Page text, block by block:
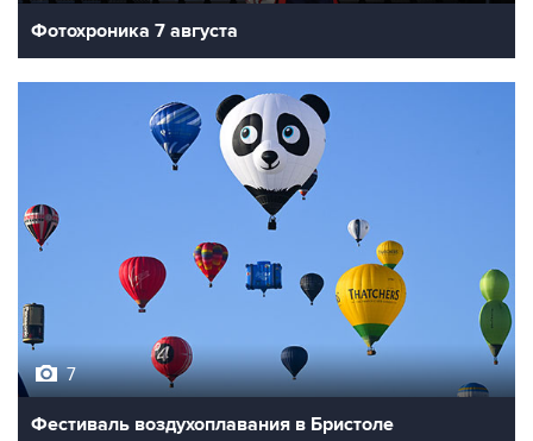
Фотохроника 7 августа
7
Фестиваль воздухоплавания в Бристоле